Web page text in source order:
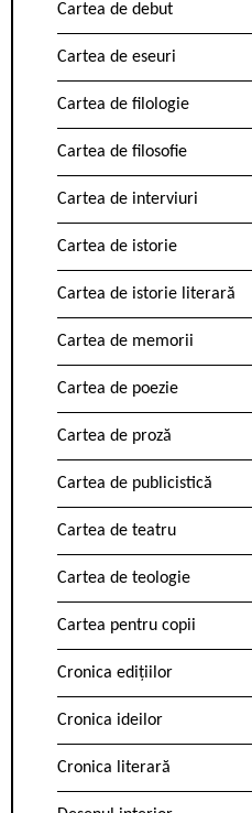
Cartea de debut
Cartea de eseuri
Cartea de filologie
Cartea de filosofie
Cartea de interviuri
Cartea de istorie
Cartea de istorie literară
Cartea de memorii
Cartea de poezie
Cartea de proză
Cartea de publicistică
Cartea de teatru
Cartea de teologie
Cartea pentru copii
Cronica edițiilor
Cronica ideilor
Cronica literară